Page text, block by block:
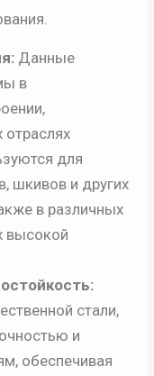
Данные
в
отраслях
для
шкивов и других
в различных
высокой
стали,
и
обеспечивая